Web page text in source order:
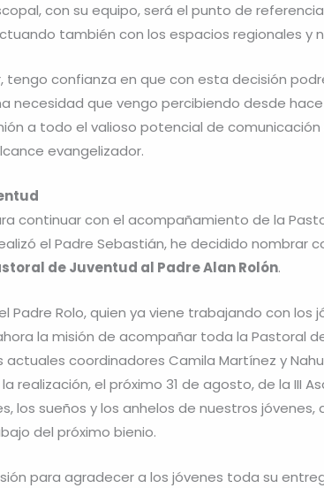
con su equipo, será el punto de
también con los espacios regionales y
tengo confianza en que con esta decisión
necesidad que vengo percibiendo desde
a todo el valioso potencial de
evangelizador.
continuar con el acompañamiento de la
el Padre Sebastián, he decidido nombrar
de Juventud al Padre Alan Rolón.
Padre Rolo, quien ya viene trabajando con
la misión de acompañar toda la Pastoral
actuales coordinadores Camila Martínez y
realización, el próximo 31 de agosto, de la III
los sueños y los anhelos de nuestros
del próximo bienio.
para agradecer a los jóvenes toda su